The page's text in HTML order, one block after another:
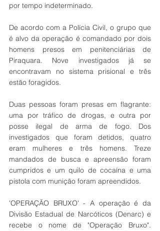
por tempo indeterminado.
De acordo com a Polícia Civil, o grupo que
é alvo da operação é comandado por dois
homens presos em penitenciárias de
Piraquara. Nove investigados já se
encontravam no sistema prisional e três
estão foragidos.
Duas pessoas foram presas em flagrante:
uma por tráfico de drogas, e outra por
posse ilegal de arma de fogo. Dos
investigados que foram detidos, quatro
eram mulheres e três homens. Treze
mandados de busca e apreensão foram
cumpridos e um quilo de cocaína e uma
pistola com munição foram apreendidos.
'OPERAÇÃO BRUXO' - A operação é da
Divisão Estadual de Narcóticos (Denarc) e
recebe o nome de "Operação Bruxo".